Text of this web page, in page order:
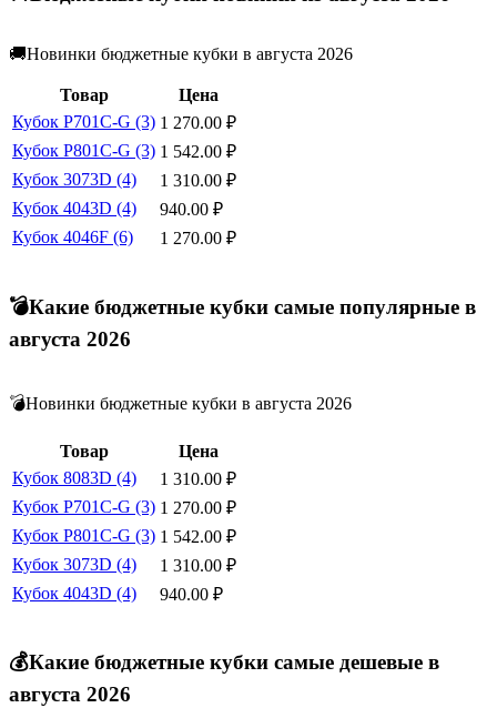
🚚Новинки бюджетные кубки в августа 2026
Товар
Цена
Кубок P701C-G (3) 1 270.00 ₽
Кубок P801C-G (3) 1 542.00 ₽
Кубок 3073D (4)
1 310.00 ₽
Кубок 4043D (4)
940.00 ₽
Кубок 4046F (6)
1 270.00 ₽
💣Какие бюджетные кубки самые популярные в
августа 2026
💣Новинки бюджетные кубки в августа 2026
Товар
Цена
Кубок 8083D (4)
1 310.00 ₽
Кубок P701C-G (3) 1 270.00 ₽
Кубок P801C-G (3) 1 542.00 ₽
Кубок 3073D (4)
1 310.00 ₽
Кубок 4043D (4)
940.00 ₽
💰Какие бюджетные кубки самые дешевые в
августа 2026